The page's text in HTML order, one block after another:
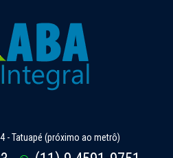
- Tatuapé (próximo ao metrô)